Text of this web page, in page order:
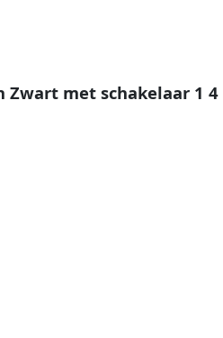
met schakelaar 1 4